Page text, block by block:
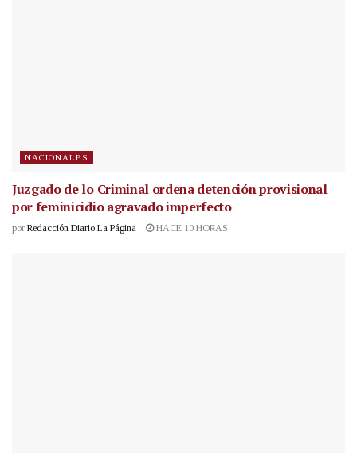
NACIONALES
Juzgado de lo Criminal ordena detención provisional
por feminicidio agravado imperfecto
por Redacción Diario La Página HACE 10 HORAS